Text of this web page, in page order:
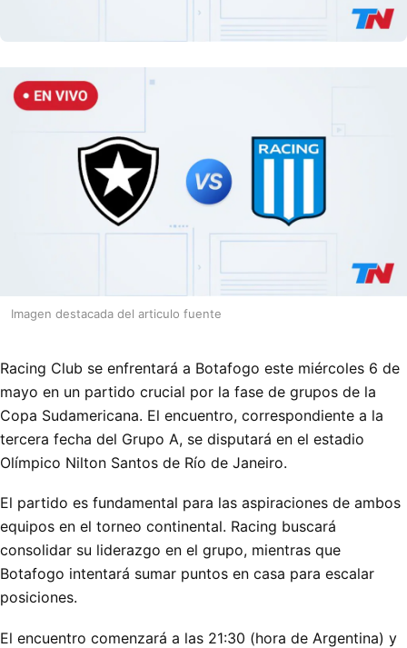
Imagen destacada del articulo fuente
Racing Club se enfrentará a Botafogo este miércoles 6 de
mayo en un partido crucial por la fase de grupos de la
Copa Sudamericana. El encuentro, correspondiente a la
tercera fecha del Grupo A, se disputará en el estadio
Olímpico Nilton Santos de Río de Janeiro.
El partido es fundamental para las aspiraciones de ambos
equipos en el torneo continental. Racing buscará
consolidar su liderazgo en el grupo, mientras que
Botafogo intentará sumar puntos en casa para escalar
posiciones.
El encuentro comenzará a las 21:30 (hora de Argentina) y